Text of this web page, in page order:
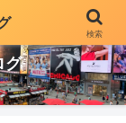
グ
検索